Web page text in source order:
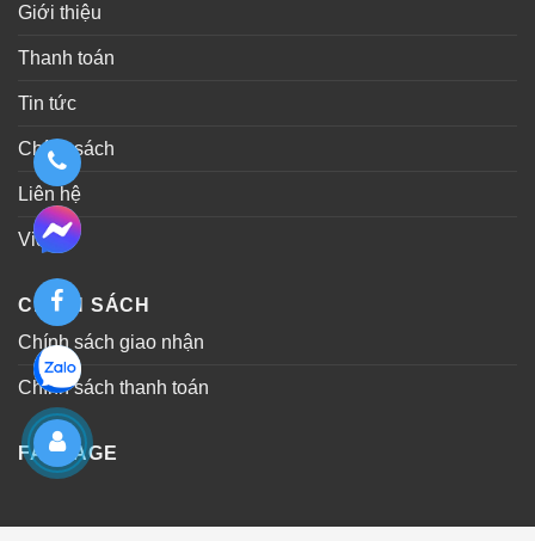
Giới thiệu
Thanh toán
Tin tức
Chính sách
Liên hệ
Video
CHÍNH SÁCH
Chính sách giao nhận
Chính sách thanh toán
FANPAGE